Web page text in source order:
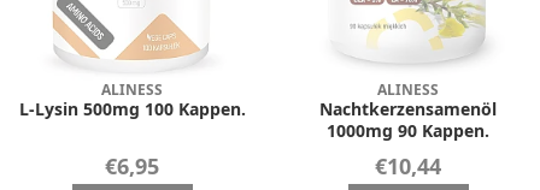
ALINESS
L-Lysin 500mg 100 Kappen.
€6,95
ALINESS
Nachtkerzensamenöl
1000mg 90 Kappen.
€10,44